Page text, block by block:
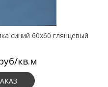
синий 60х60 глянцевый
кв.м